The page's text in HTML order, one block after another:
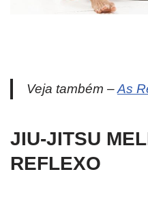
Veja também –As
JIU-JITSU
REFLEXO